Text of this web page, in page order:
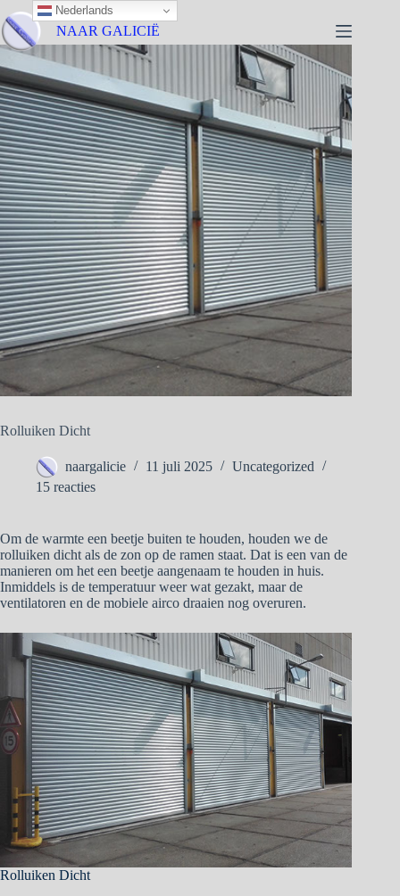
NAAR GALICIË
Rolluiken Dicht
naargalicie 11 juli 2025
Uncategorized
15 reacties
Om de warmte een beetje buiten te houden, houden we de
rolluiken dicht als de zon op de ramen staat. Dat is een van de
manieren om het een beetje aangenaam te houden in huis.
Inmiddels is de temperatuur weer wat gezakt, maar de
ventilatoren en de mobiele airco draaien nog overuren.
Rolluiken Dicht
Nederlands